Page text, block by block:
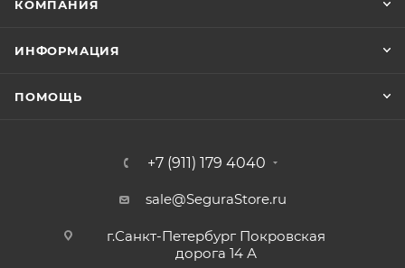
КОМПАНИЯ
ИНФОРМАЦИЯ
ПОМОЩЬ
+7 (911) 179 4040
sale@SeguraStore.ru
г.Санкт-Петербург Покровская
дорога 14 А